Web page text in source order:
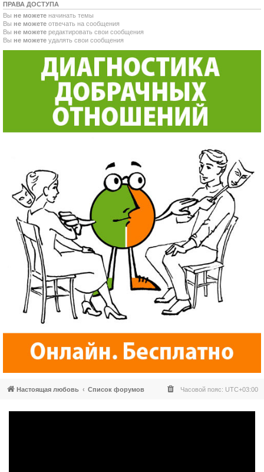
ПРАВА ДОСТУПА
Вы не можете начинать темы
Вы не можете отвечать на сообщения
Вы не можете редактировать свои сообщения
Вы не можете удалять свои сообщения
Настоящая любовь Список форумов Часовой пояс: UTC+03:00